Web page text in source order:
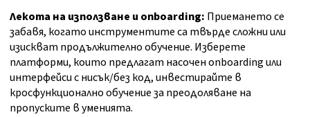
Лекота на използване и onboarding: Приемането се
забавя, когато инструментите са твърде сложни или
изискват продължително обучение. Изберете
платформи, които предлагат насочен onboarding или
интерфейси с нисък/без код, инвестирайте в
кросфункционално обучение за преодоляване на
пропуските в уменията.